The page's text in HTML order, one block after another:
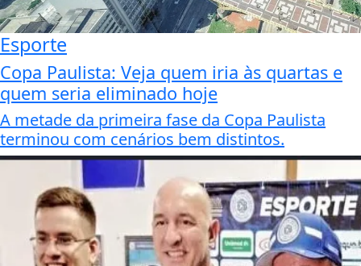
Esporte
Copa Paulista: Veja quem iria às quartas e
quem seria eliminado hoje
A metade da primeira fase da Copa Paulista
terminou com cenários bem distintos.